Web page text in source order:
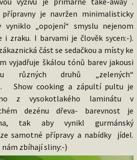
je navržen minimalisticky
vyniklo „opojení“ smyslu nejenom
i zraku. I barvami je člověk sycen:-).
část se sedačkou a místy ke
vyjadřuje škálou tónů barev jakousi
různých druhů „zelených“
Show cooking a zápultí pultu je
z vysokotlakého laminátu v
dezénu dřeva- barevnost je
tak aby vynikl gurmánský
samotné přípravy a nabídky jídel.
nám zbíhají sliny:-)